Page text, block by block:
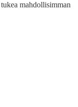
mahdollisimman